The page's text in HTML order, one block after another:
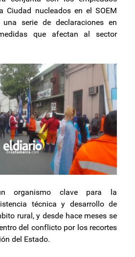
Ciudad nucleados en el SOEM
una serie de declaraciones en
que afectan al sector
organismo clave para la
técnica y desarrollo de
rural, y desde hace meses se
del conflicto por los recortes
del Estado.